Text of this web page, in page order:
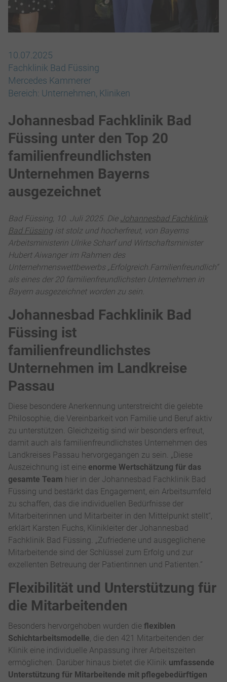
10.07.2025
Fachklinik Bad Füssing
Mercedes Kammerer
Bereich: Unternehmen , Kliniken
Johannesbad Fachklinik Bad
Füssing unter den Top 20
familienfreundlichsten
Unternehmen Bayerns
ausgezeichnet
Bad Füssing, 10. Juli 2025. Die Johannesbad Fachklinik
Bad Füssingist stolz und hocherfreut, von Bayerns
Arbeitsministerin Ulrike Scharf und Wirtschaftsminister
Hubert Aiwanger im Rahmen des
Unternehmenswettbewerbs „Erfolgreich.Familienfreundlich“
als eines der 20 familienfreundlichsten Unternehmen in
Bayern ausgezeichnet worden zu sein.
Johannesbad Fachklinik Bad
Füssing ist
familienfreundlichstes
Unternehmen im Landkreise
Passau
Diese besondere Anerkennung unterstreicht die gelebte
Philosophie, die Vereinbarkeit von Familie und Beruf aktiv
zu unterstützen. Gleichzeitig sind wir besonders erfreut,
damit auch als familienfreundlichstes Unternehmen des
Landkreises Passau hervorgegangen zu sein. „Diese
Auszeichnung ist eine enorme Wertschätzung für das
gesamte Team hier in der Johannesbad Fachklinik Bad
Füssing und bestärkt das Engagement, ein Arbeitsumfeld
zu schaffen, das die individuellen Bedürfnisse der
Mitarbeiterinnen und Mitarbeiter in den Mittelpunkt stellt“,
erklärt Karsten Fuchs, Klinikleiter der Johannesbad
Fachklinik Bad Füssing. „Zufriedene und ausgeglichene
Mitarbeitende sind der Schlüssel zum Erfolg und zur
exzellenten Betreuung der Patientinnen und Patienten.“
Flexibilität und Unterstützung für
die Mitarbeitenden
Besonders hervorgehoben wurden die flexiblen
Schichtarbeitsmodelle, die den 421 Mitarbeitenden der
Klinik eine individuelle Anpassung ihrer Arbeitszeiten
ermöglichen. Darüber hinaus bietet die Klinik umfassende
Unterstützung für Mitarbeitende mit pflegebedürftigen